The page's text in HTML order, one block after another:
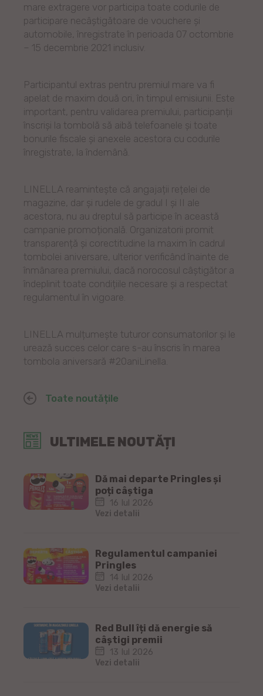
ULTIMELE NOUTĂȚI
Dă mai departe Pringles și
poți câștiga
16 Iul 2026
Vezi detalii
Regulamentul campaniei
Pringles
14 Iul 2026
Vezi detalii
Red Bull îți dă energie să
câștigi premii
13 Iul 2026
Vezi detalii
mare extragere vor participa toate codurile de
participare necâștigătoare de vouchere și
automobile, înregistrate în perioada 07 octombrie
– 15 decembrie 2021 inclusiv.
Participantul extras pentru premiul mare va fi
apelat de maxim două ori, în timpul emisiunii. Este
important, pentru validarea premiului, participanții
înscriși la tombolă să aibă telefoanele și toate
bonurile fiscale și anexele acestora cu codurile
înregistrate, la îndemână.
LINELLA reamintește că angajații rețelei de
magazine, dar și rudele de gradul I și II ale
acestora, nu au dreptul să participe în această
campanie promoțională. Organizatorii promit
transparență și corectitudine la maxim în cadrul
tombolei aniversare, ulterior verificând înainte de
înmânarea premiului, dacă norocosul câștigător a
îndeplinit toate condițiile necesare și a respectat
regulamentul în vigoare.
LINELLA mulțumește tuturor consumatorilor și le
urează succes celor care s-au înscris în marea
tombola aniversară #20aniLinella.
Toate noutățile